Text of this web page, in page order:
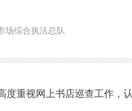
场综合执法总队
重视网上书店巡查工作，